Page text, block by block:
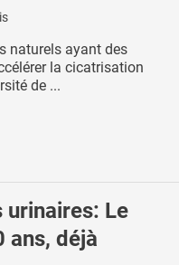
naturels ayant des
la cicatrisation
de ...
urinaires: Le
ans, déjà